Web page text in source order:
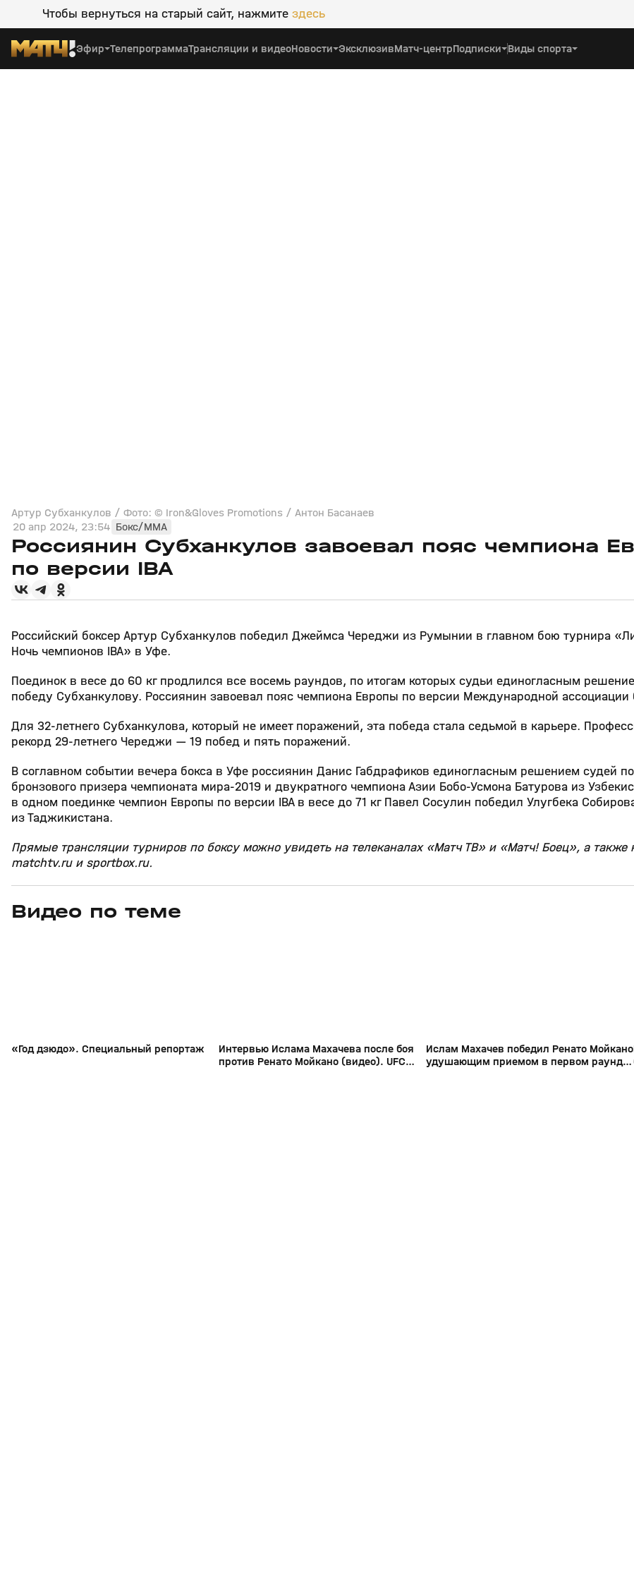
Чтобы вернуться на старый сайт, нажмите здесь
Эфир ТелепрограммаТрансляции и видеоНовости ЭксклюзивМатч-центрПодписки Виды спорта
Артур Субханкулов / Фото: © Iron&Gloves Promotions / Антон Басанаев
20 апр 2024, 23:54 Бокс/MMA
Россиянин Субханкулов завоевал пояс чемпиона
по версии IBA
Российский боксер Артур Субханкулов победил Джеймса Череджи из Румынии в главном бою турнира
Ночь чемпионов IBA» в Уфе.
Поединок в весе до 60 кг продлился все восемь раундов, по итогам которых судьи единогласным
победу Субханкулову. Россиянин завоевал пояс чемпиона Европы по версии Международной ассоциации
Для 32‑летнего Субханкулова, который не имеет поражений, эта победа стала седьмой в карьере.
рекорд 29‑летнего Череджи — 19 побед и пять поражений.
В соглавном событии вечера бокса в Уфе россиянин Данис Габдрафиков единогласным решением судей
бронзового призера чемпионата мира‑2019 и двукратного чемпиона Азии Бобо‑Усмона Батурова из
в одном поединке чемпион Европы по версии IBA в весе до 71 кг Павел Сосулин победил Улугбека
из Таджикистана.
Прямые трансляции турниров по боксу можно увидеть на телеканалах «Матч ТВ» и «Матч! Боец», а также
matchtv.ru и sportbox.ru.
Видео по теме
28 янв 2025, 13:00
«Год дзюдо». Специальный репортаж
Интервью Ислама Махачева после боя
против Ренато Мойкано (видео). UFC
Ислам Махачев победил Ренато Мойкано
удушающим приемом в первом раунде